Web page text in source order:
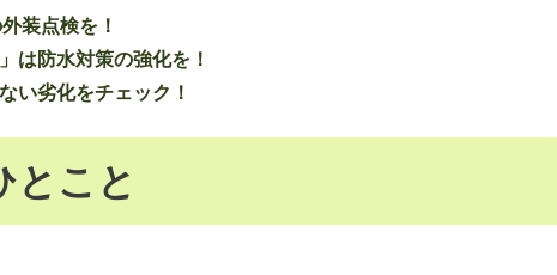
装点検を！
は防水対策の強化を！
い劣化をチェック！
とこと